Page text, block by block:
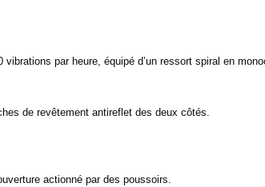
par heure, équipé d’un ressort spiral en
de revêtement antireflet des deux côtés.
actionné par des poussoirs.